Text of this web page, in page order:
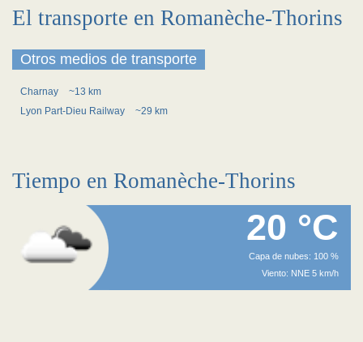
El transporte en Romanèche-Thorins
Otros medios de transporte
Charnay
~13 km
Lyon Part-Dieu Railway
~29 km
Tiempo en Romanèche-Thorins
20 °C
Capa de nubes: 100 %
Viento: NNE 5 km/h